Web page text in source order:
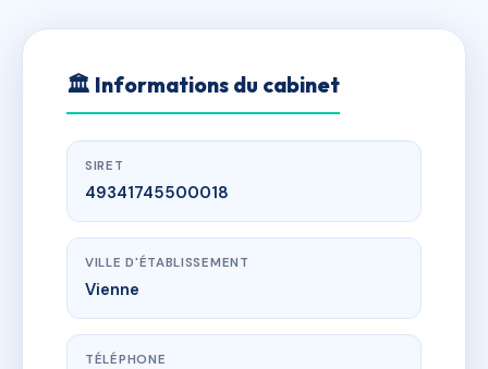
🏛 Informations du cabinet
SIRET
49341745500018
VILLE D'ÉTABLISSEMENT
Vienne
TÉLÉPHONE